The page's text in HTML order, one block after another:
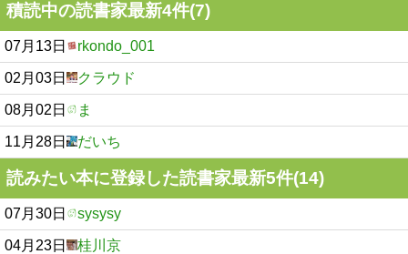
積読中の読書家最新4件(7)
07月13日 rkondo_001
02月03日 クラウド
08月02日 ま
11月28日 だいち
読みたい本に登録した読書家最新5件(14)
07月30日 sysysy
04月23日 桂川京